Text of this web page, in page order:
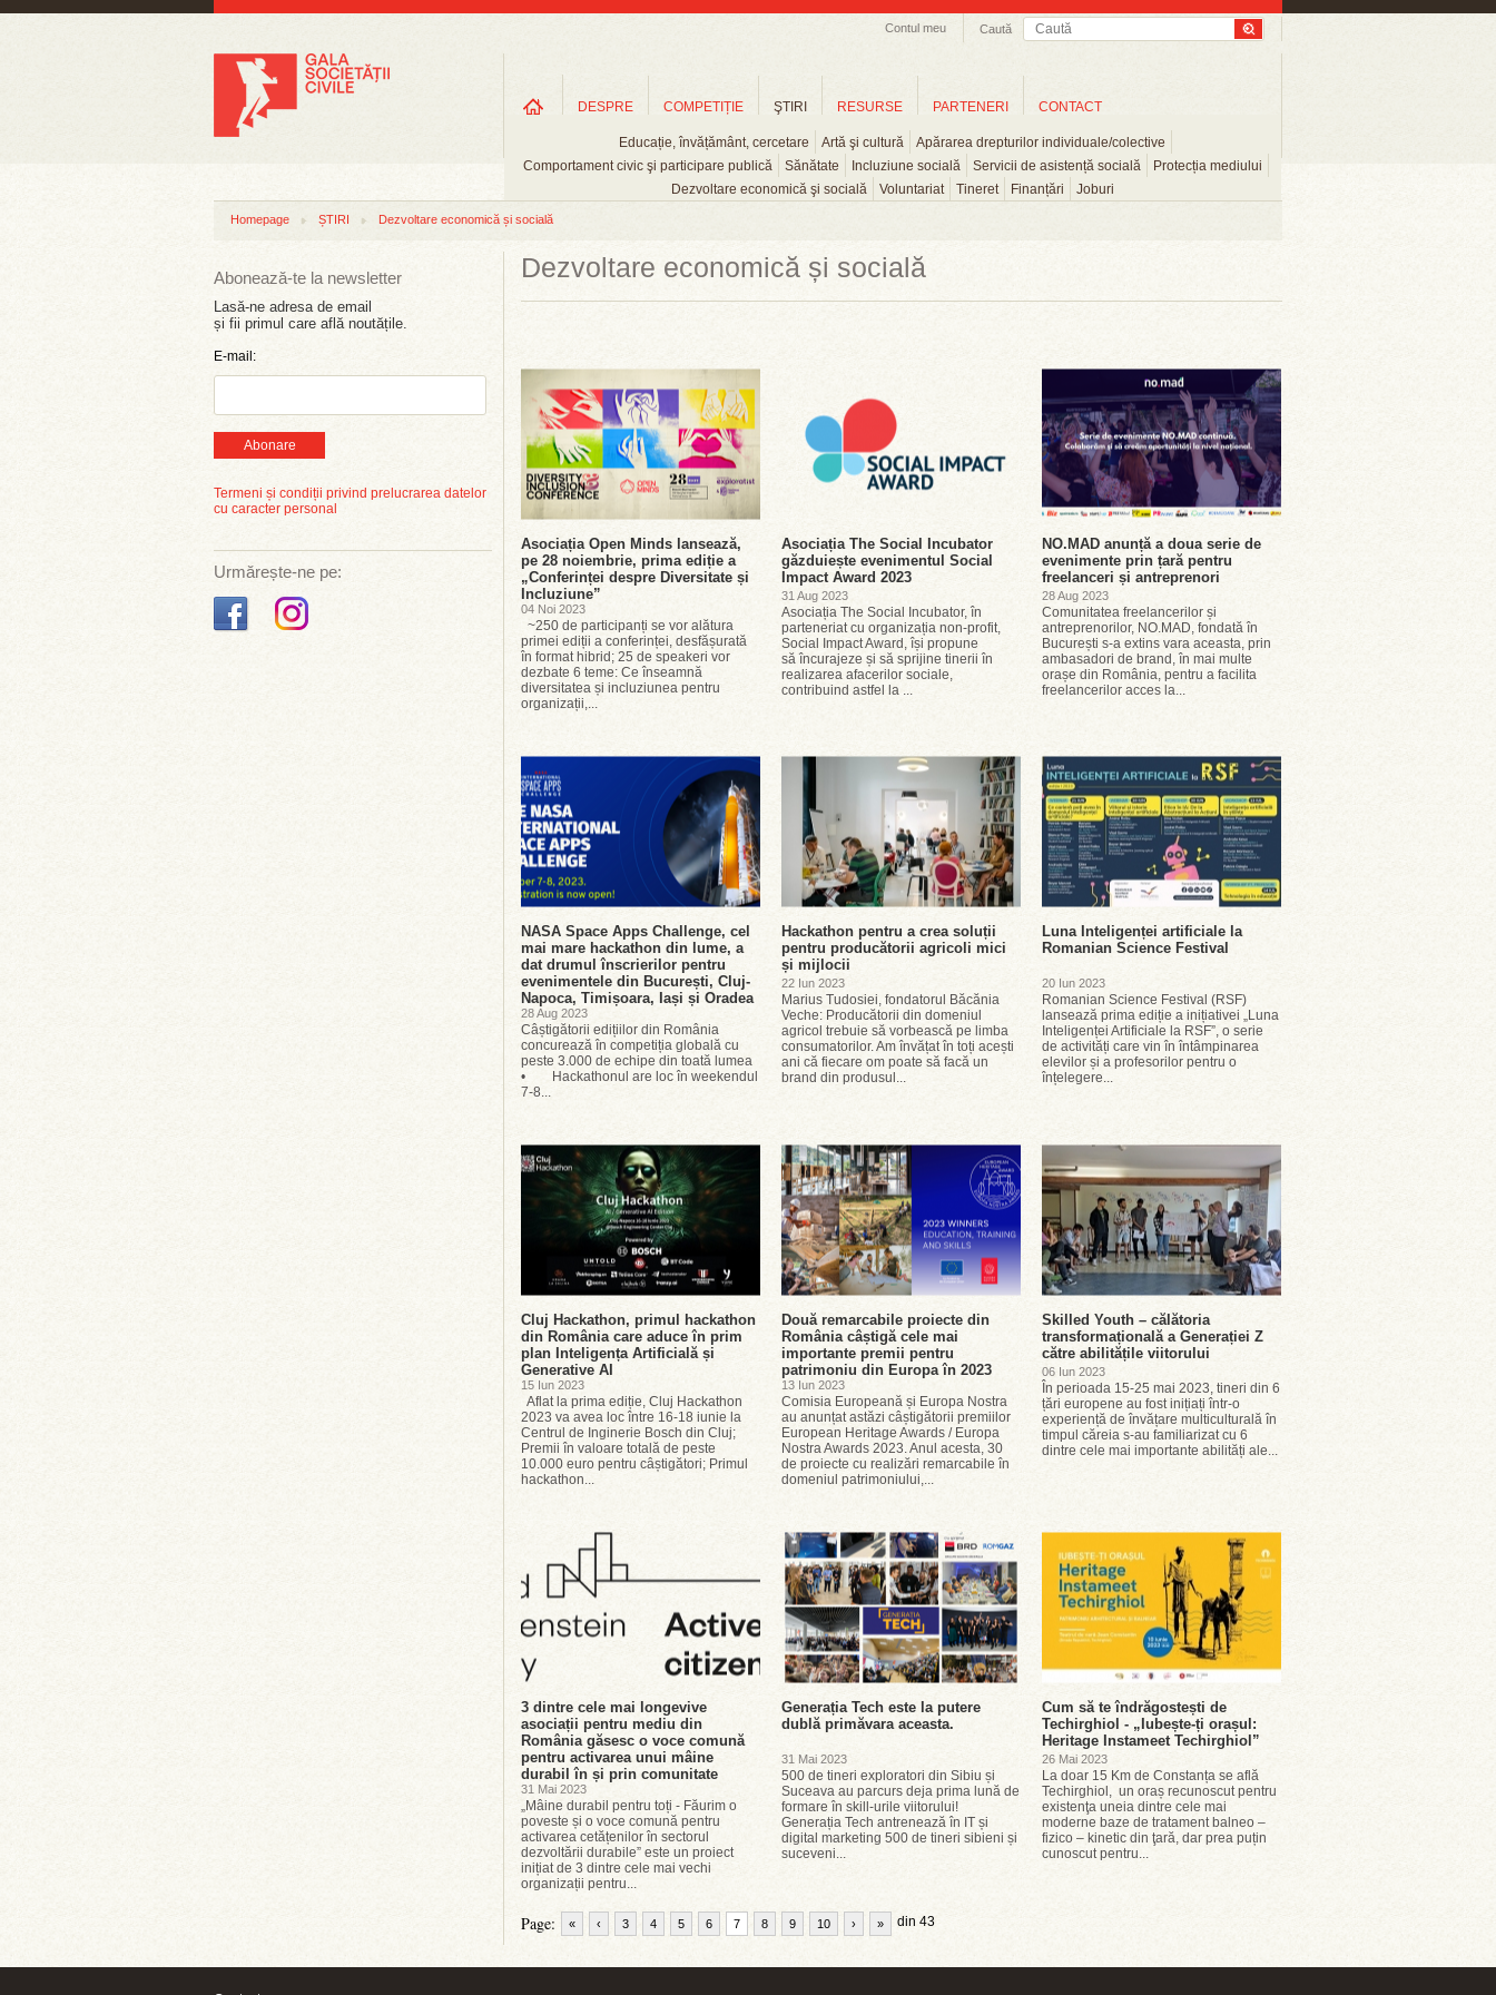
Caută
Contul meu
DESPRE COMPETIȚIE ŞTIRI
Educație, învățământ, cercetare Artă şi cultură
Apărarea drepturilor individuale/colective
Comportament civic şi participare publică
Sănătate Incluziune socială Servicii de asistență socială
Protecția mediului
Dezvoltare economică şi socială
Voluntariat Tineret Finanțări Joburi
RESURSE PARTENERI CONTACT
Homepage ȘTIRI Dezvoltare economică și socială
Abonează-te la newsletter
Lasă-ne adresa de email
și fii primul care află noutățile.
E-mail:
Abonare
Termeni și condiții privind prelucrarea datelor
cu caracter personal
Urmărește-ne pe:
Dezvoltare economică și socială
Asociația Open Minds lansează,
pe 28 noiembrie, prima ediție a
„Conferinței despre Diversitate și
Incluziune”
04 Noi 2023
~250 de participanți se vor alătura
primei ediții a conferinței, desfășurată
în format hibrid; 25 de speakeri vor
dezbate 6 teme: Ce înseamnă
diversitatea și incluziunea pentru
organizații,...
Asociația The Social Incubator
găzduiește evenimentul Social
Impact Award 2023
31 Aug 2023
Asociația The Social Incubator, în
parteneriat cu organizația non-profit,
Social Impact Award, își propune
să încurajeze și să sprijine tinerii în
realizarea afacerilor sociale,
contribuind astfel la ...
NO.MAD anunță a doua serie de
evenimente prin țară pentru
freelanceri și antreprenori
28 Aug 2023
Comunitatea freelancerilor și
antreprenorilor, NO.MAD, fondată în
București s-a extins vara aceasta, prin
ambasadori de brand, în mai multe
orașe din România, pentru a facilita
freelancerilor acces la...
NASA Space Apps Challenge, cel
mai mare hackathon din lume, a
dat drumul înscrierilor pentru
evenimentele din București, Cluj-
Napoca, Timișoara, Iași și Oradea
28 Aug 2023
Câștigătorii edițiilor din România
concurează în competiția globală cu
peste 3.000 de echipe din toată lumea
• Hackathonul are loc în weekendul
7-8...
Hackathon pentru a crea soluții
pentru producătorii agricoli mici
și mijlocii
22 Iun 2023
Marius Tudosiei, fondatorul Băcănia
Veche: Producătorii din domeniul
agricol trebuie să vorbească pe limba
consumatorilor. Am învățat în toți acești
ani că fiecare om poate să facă un
brand din produsul...
Luna Inteligenței artificiale la
Romanian Science Festival
20 Iun 2023
Romanian Science Festival (RSF)
lansează prima ediție a inițiativei „Luna
Inteligenței Artificiale la RSF”, o serie
de activități care vin în întâmpinarea
elevilor și a profesorilor pentru o
înțelegere...
Cluj Hackathon, primul hackathon
din România care aduce în prim
plan Inteligența Artificială și
Generative AI
15 Iun 2023
Aflat la prima ediție, Cluj Hackathon
2023 va avea loc între 16-18 iunie la
Centrul de Inginerie Bosch din Cluj;
Premii în valoare totală de peste
10.000 euro pentru câștigători; Primul
hackathon...
Două remarcabile proiecte din
România câștigă cele mai
importante premii pentru
patrimoniu din Europa în 2023
13 Iun 2023
Comisia Europeană și Europa Nostra
au anunțat astăzi câștigătorii premiilor
European Heritage Awards / Europa
Nostra Awards 2023. Anul acesta, 30
de proiecte cu realizări remarcabile în
domeniul patrimoniului,...
Skilled Youth – călătoria
transformațională a Generației Z
către abilitățile viitorului
06 Iun 2023
În perioada 15-25 mai 2023, tineri din 6
țări europene au fost inițiați într-o
experiență de învățare multiculturală în
timpul căreia s-au familiarizat cu 6
dintre cele mai importante abilități ale...
3 dintre cele mai longevive
asociații pentru mediu din
România găsesc o voce comună
pentru activarea unui mâine
durabil în și prin comunitate
31 Mai 2023
„Mâine durabil pentru toți - Făurim o
poveste și o voce comună pentru
activarea cetățenilor în sectorul
dezvoltării durabile” este un proiect
inițiat de 3 dintre cele mai vechi
organizații pentru...
Generația Tech este la putere
dublă primăvara aceasta.
31 Mai 2023
500 de tineri exploratori din Sibiu și
Suceava au parcurs deja prima lună de
formare în skill-urile viitorului!
Generația Tech antrenează în IT și
digital marketing 500 de tineri sibieni și
suceveni...
Cum să te îndrăgostești de
Techirghiol - „Iubește-ți orașul:
Heritage Instameet Techirghiol”
26 Mai 2023
La doar 15 Km de Constanța se află
Techirghiol, un oraș recunoscut pentru
existenţa uneia dintre cele mai
moderne baze de tratament balneo –
fizico – kinetic din ţară, dar prea puțin
cunoscut pentru...
Page: « ‹ 3 4 5 6 7 8 9 10 din 43
› »